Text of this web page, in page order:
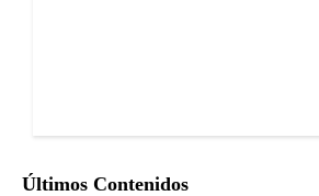
Últimos Contenidos